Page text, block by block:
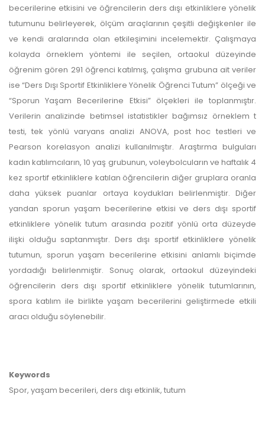
becerilerine etkisini ve öğrencilerin ders dışı etkinliklere yönelik
tutumunu belirleyerek, ölçüm araçlarının çeşitli değişkenler ile
ve kendi aralarında olan etkileşimini incelemektir. Çalışmaya
kolayda örneklem yöntemi ile seçilen, ortaokul düzeyinde
öğrenim gören 291 öğrenci katılmış, çalışma grubuna ait veriler
ise “Ders Dışı Sportif Etkinliklere Yönelik Öğrenci Tutum” ölçeği ve
“Sporun Yaşam Becerilerine Etkisi” ölçekleri ile toplanmıştır.
Verilerin analizinde betimsel istatistikler bağımsız örneklem t
testi, tek yönlü varyans analizi ANOVA, post hoc testleri ve
Pearson korelasyon analizi kullanılmıştır. Araştırma bulguları
kadın katılımcıların, 10 yaş grubunun, voleybolcuların ve haftalık 4
kez sportif etkinliklere katılan öğrencilerin diğer gruplara oranla
daha yüksek puanlar ortaya koydukları belirlenmiştir. Diğer
yandan sporun yaşam becerilerine etkisi ve ders dışı sportif
etkinliklere yönelik tutum arasında pozitif yönlü orta düzeyde
ilişki olduğu saptanmıştır. Ders dışı sportif etkinliklere yönelik
tutumun, sporun yaşam becerilerine etkisini anlamlı biçimde
yordadığı belirlenmiştir. Sonuç olarak, ortaokul düzeyindeki
öğrencilerin ders dışı sportif etkinliklere yönelik tutumlarının,
spora katılım ile birlikte yaşam becerilerini geliştirmede etkili
aracı olduğu söylenebilir.
Keywords
Spor, yaşam becerileri, ders dışı etkinlik, tutum